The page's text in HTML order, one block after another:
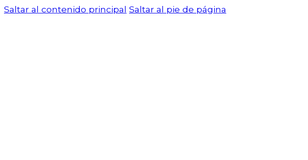
Saltar al contenido principal Saltar al pie de página